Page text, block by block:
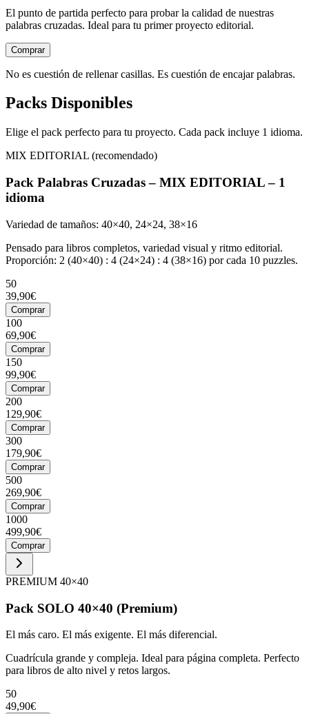
El punto de partida perfecto para probar la calidad de nuestras
palabras cruzadas. Ideal para tu primer proyecto editorial.
Comprar
No es cuestión de rellenar casillas. Es cuestión de encajar palabras.
Packs Disponibles
Elige el pack perfecto para tu proyecto. Cada pack incluye 1 idioma.
MIX EDITORIAL (recomendado)
Pack Palabras Cruzadas – MIX EDITORIAL – 1
idioma
Variedad de tamaños: 40×40, 24×24, 38×16
Pensado para libros completos, variedad visual y ritmo editorial.
Proporción: 2 (40×40) : 4 (24×24) : 4 (38×16) por cada 10 puzzles.
50
39,90€
Comprar
100
69,90€
Comprar
150
99,90€
Comprar
200
129,90€
Comprar
300
179,90€
Comprar
500
269,90€
Comprar
1000
499,90€
Comprar
PREMIUM 40×40
Pack SOLO 40×40 (Premium)
El más caro. El más exigente. El más diferencial.
Cuadrícula grande y compleja. Ideal para página completa. Perfecto
para libros de alto nivel y retos largos.
50
49,90€